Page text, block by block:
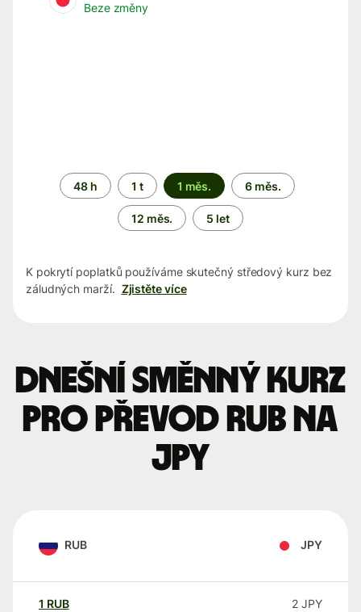
Beze změny
Časové
období
48 h 1 t 1 měs. 6 měs.
12 měs. 5 let
K pokrytí poplatků používáme skutečný středový kurz bez
záludných marží. Zjistěte více
Dnešní směnný kurz
pro převod RUB na
JPY
RUB JPY
1 RUB 2 JPY